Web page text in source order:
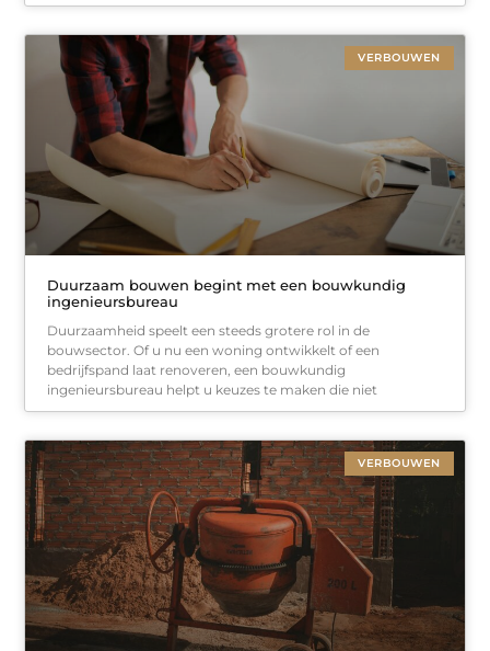
VERBOUWEN
Duurzaam bouwen begint met een bouwkundig
ingenieursbureau
Duurzaamheid speelt een steeds grotere rol in de
bouwsector. Of u nu een woning ontwikkelt of een
bedrijfspand laat renoveren, een bouwkundig
ingenieursbureau helpt u keuzes te maken die niet
VERBOUWEN